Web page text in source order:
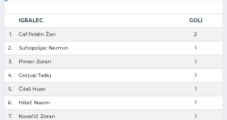
IGRALEC GOLI
1. Caf Feldin Žan 2
2. Suhopoljac Nermin 1
3. Pinter Zoran 1
4. Gorjup Tadej 1
5. Čilaš Huso 1
6. Hibič Nasim 1
7. Kovačič Zoran 1